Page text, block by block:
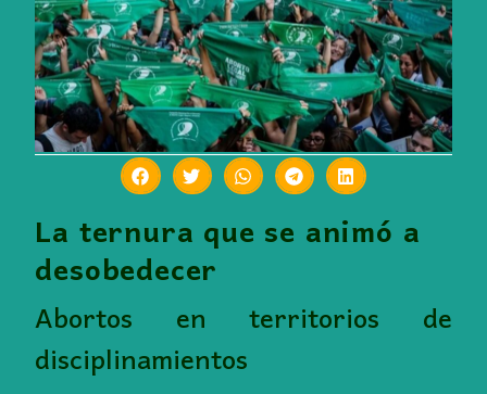
La ternura que se animó a
desobedecer
Abortos en territorios de
disciplinamientos